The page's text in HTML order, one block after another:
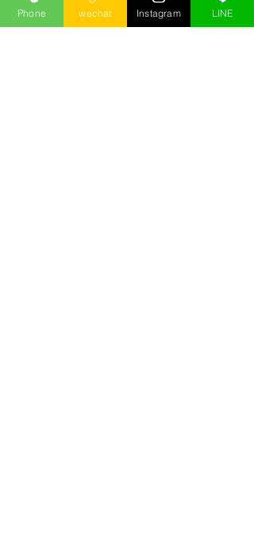
酒店消費怎麼算？一個人多少
Phone wechat Instagram LINE